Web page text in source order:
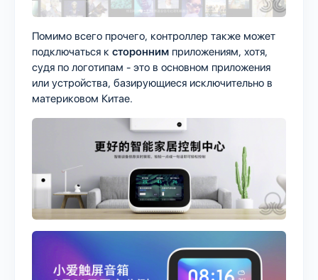
Помимо всего прочего, контроллер также может
подключаться к сторонним приложениям, хотя,
судя по логотипам - это в основном приложения
или устройства, базирующиеся исключительно в
материковом Китае.